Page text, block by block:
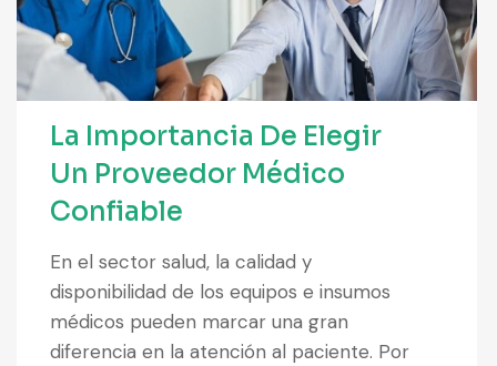
La Importancia De Elegir
Un Proveedor Médico
Confiable
En el sector salud, la calidad y
disponibilidad de los equipos e insumos
médicos pueden marcar una gran
diferencia en la atención al paciente. Por